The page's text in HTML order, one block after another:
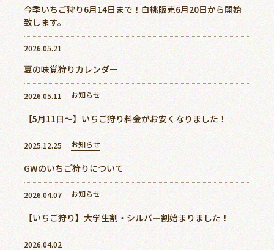
今季いちご狩り6月14日まで！白桃販売6月20日から開始
致します。
2026.05.21
夏の味覚狩りカレンダー
2026.05.11 お知らせ
【5月11日～】いちご狩り料金がお安くなりました！
2025.12.25 お知らせ
GWのいちご狩りについて
2026.04.07 お知らせ
【いちご狩り】大学生割・シルバー割始まりました！
2026.04.02